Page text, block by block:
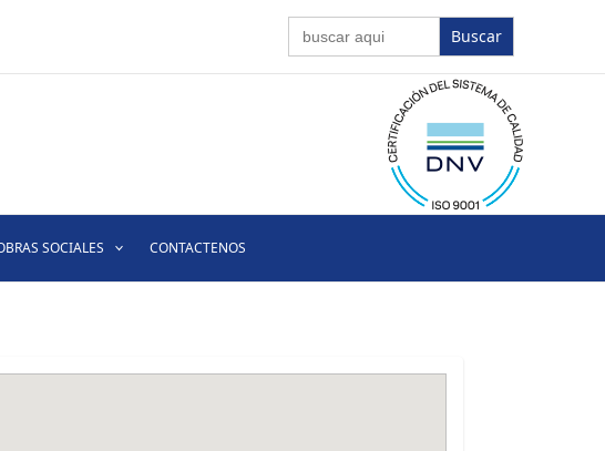
Buscar:
SOCIALES CONTACTENOS